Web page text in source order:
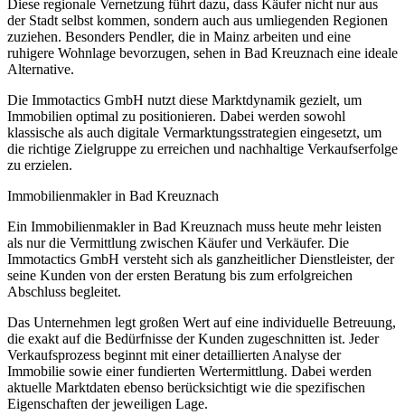
Diese regionale Vernetzung führt dazu, dass Käufer nicht nur aus
der Stadt selbst kommen, sondern auch aus umliegenden Regionen
zuziehen. Besonders Pendler, die in Mainz arbeiten und eine
ruhigere Wohnlage bevorzugen, sehen in Bad Kreuznach eine ideale
Alternative.
Die Immotactics GmbH nutzt diese Marktdynamik gezielt, um
Immobilien optimal zu positionieren. Dabei werden sowohl
klassische als auch digitale Vermarktungsstrategien eingesetzt, um
die richtige Zielgruppe zu erreichen und nachhaltige Verkaufserfolge
zu erzielen.
Immobilienmakler in Bad Kreuznach
Ein Immobilienmakler in Bad Kreuznach muss heute mehr leisten
als nur die Vermittlung zwischen Käufer und Verkäufer. Die
Immotactics GmbH versteht sich als ganzheitlicher Dienstleister, der
seine Kunden von der ersten Beratung bis zum erfolgreichen
Abschluss begleitet.
Das Unternehmen legt großen Wert auf eine individuelle Betreuung,
die exakt auf die Bedürfnisse der Kunden zugeschnitten ist. Jeder
Verkaufsprozess beginnt mit einer detaillierten Analyse der
Immobilie sowie einer fundierten Wertermittlung. Dabei werden
aktuelle Marktdaten ebenso berücksichtigt wie die spezifischen
Eigenschaften der jeweiligen Lage.